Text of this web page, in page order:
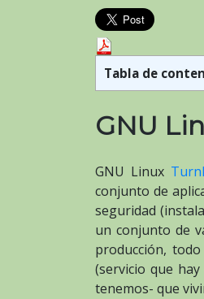
Tabla de
GNU
GNU Linux
conjunto de
seguridad
un conjunto de
producción,
(servicio que
tenemos- que